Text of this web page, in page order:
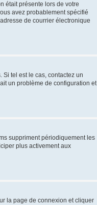
était présente lors de votre
avez probablement spécifié
de courrier électronique
Si tel est le cas, contactez un
un problème de configuration et
suppriment périodiquement les
plus activement aux
la page de connexion et cliquer